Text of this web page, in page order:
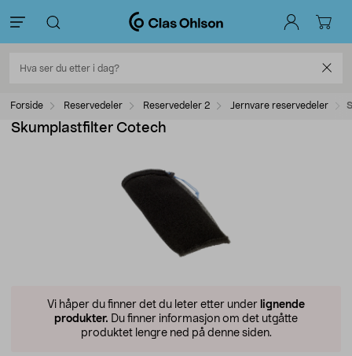
Forside Reservedeler Reservedeler 2 Jernvare reservedeler
Skumplastfilter Cotech
Vi håper du finner det du leter etter under lignende
produkter. Du finner informasjon om det utgåtte
produktet lengre ned på denne siden.